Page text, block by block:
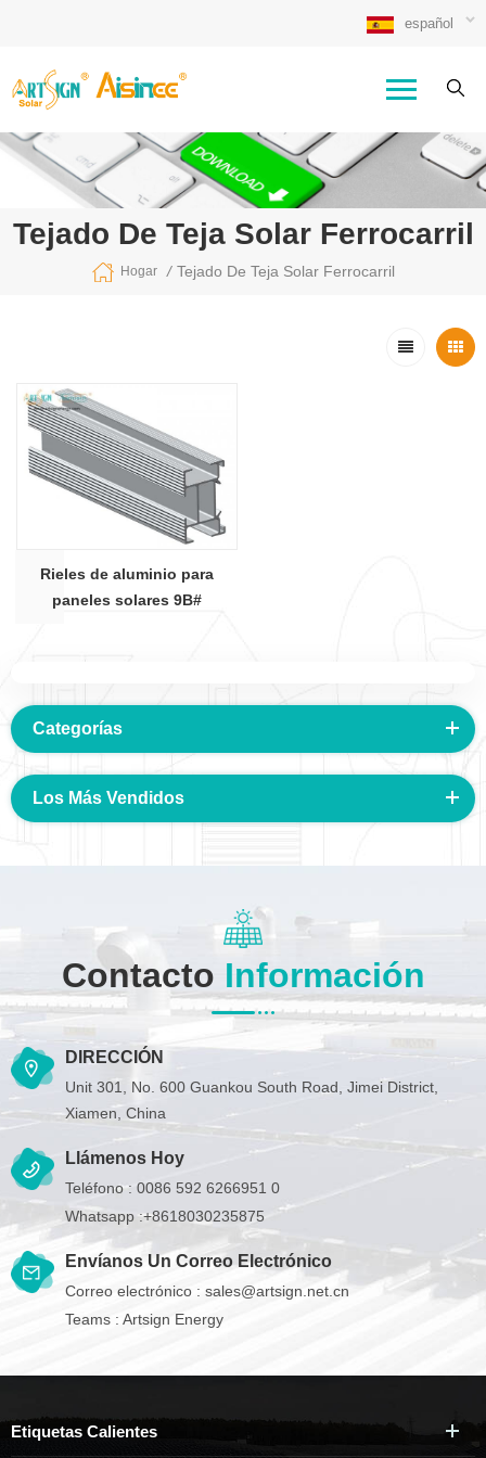
español
Tejado De Teja Solar Ferrocarril
Hogar / Tejado De Teja Solar Ferrocarril
Rieles de aluminio para
paneles solares 9B#
Categorías
Los Más Vendidos
Contacto Información
DIRECCIÓN
Unit 301, No. 600 Guankou South Road, Jimei District,
Xiamen, China
Llámenos Hoy
Teléfono : 0086 592 6266951 0
Whatsapp :+8618030235875
Envíanos Un Correo Electrónico
Correo electrónico : sales@artsign.net.cn
Teams : Artsign Energy
Etiquetas Calientes